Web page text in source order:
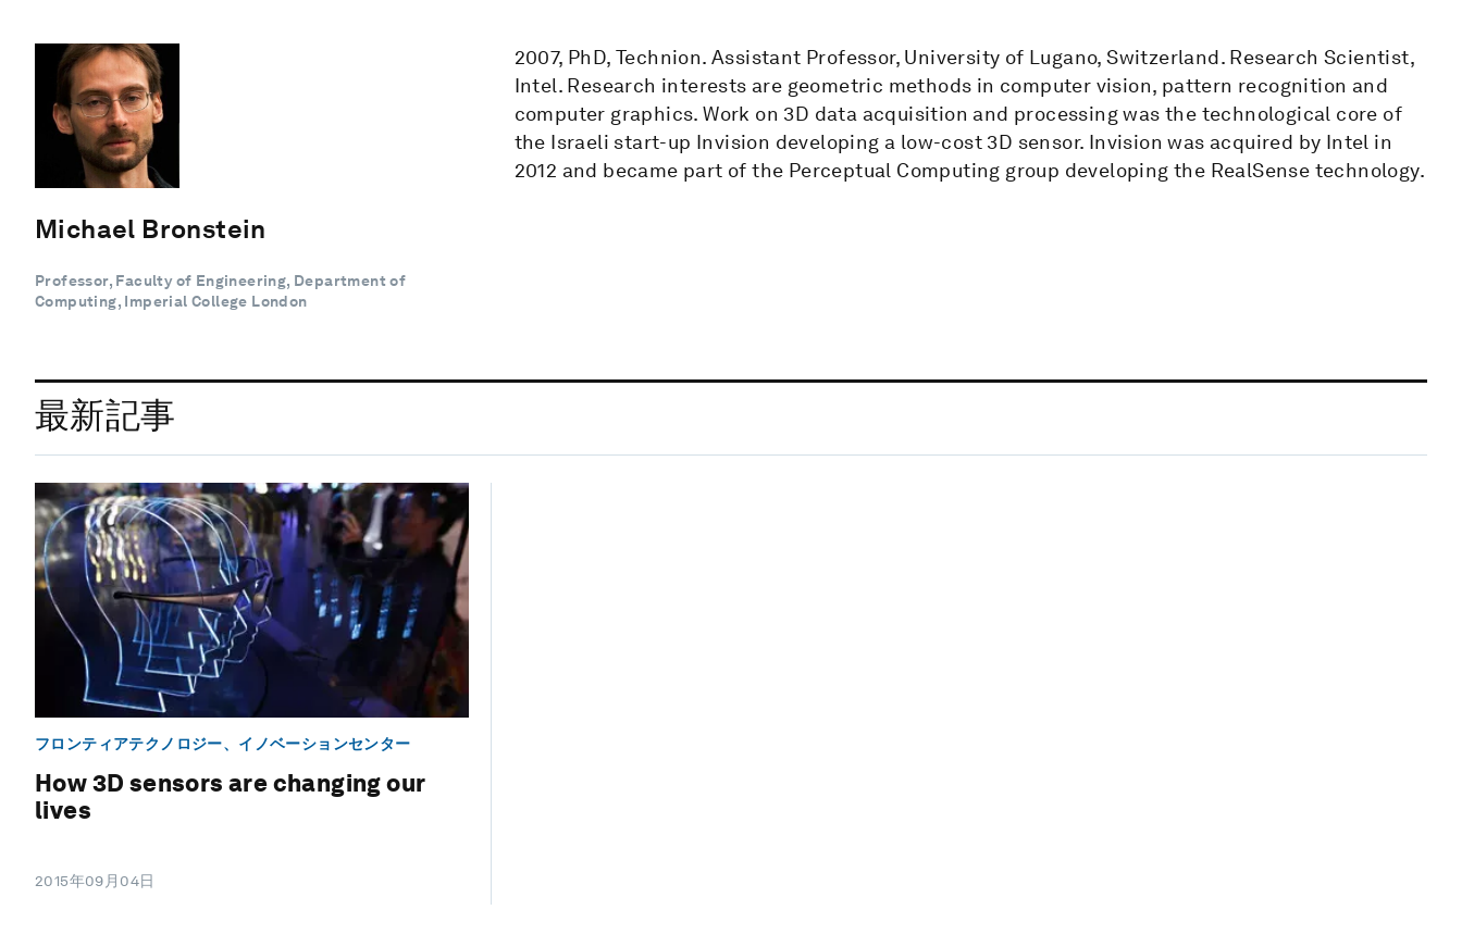
Michael Bronstein
Professor, Faculty of Engineering, Department of
Computing, Imperial College London
2007, PhD, Technion. Assistant Professor, University of Lugano, Switzerland. Research Scientist,
Intel. Research interests are geometric methods in computer vision, pattern recognition and
computer graphics. Work on 3D data acquisition and processing was the technological core of
the Israeli start-up Invision developing a low-cost 3D sensor. Invision was acquired by Intel in
2012 and became part of the Perceptual Computing group developing the RealSense technology.
最新記事
フロンティアテクノロジー、イノベーションセンター
How 3D sensors are changing our
lives
2015年09月04日